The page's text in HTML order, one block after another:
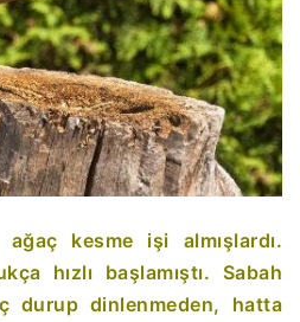
kesme işi almışlardı.
hızlı başlamıştı. Sabah
durup dinlenmeden, hatta